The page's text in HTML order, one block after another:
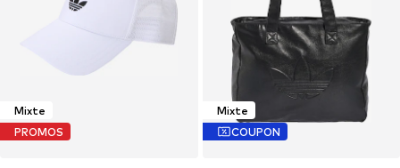
Mixte
PROMOS
Mixte
COUPON